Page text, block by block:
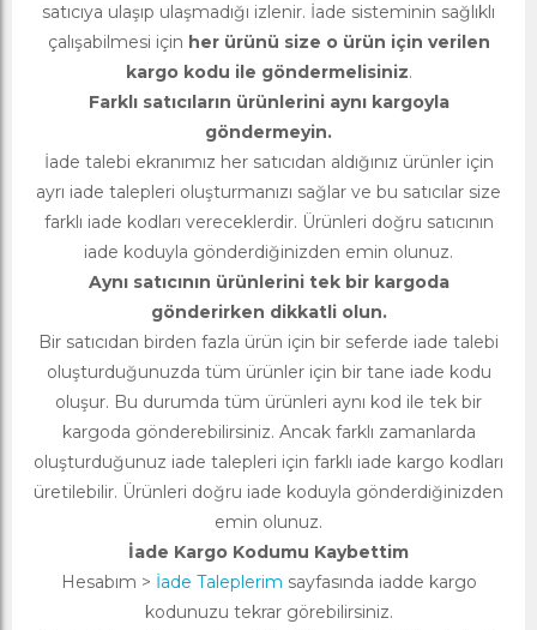
satıcıya ulaşıp ulaşmadığı izlenir. İade sisteminin sağlıklı
çalışabilmesi için her ürünü size o ürün için verilen
kargo kodu ile göndermelisiniz.
Farklı satıcıların ürünlerini aynı kargoyla
göndermeyin.
İade talebi ekranımız her satıcıdan aldığınız ürünler için
ayrı iade talepleri oluşturmanızı sağlar ve bu satıcılar size
farklı iade kodları vereceklerdir. Ürünleri doğru satıcının
iade koduyla gönderdiğinizden emin olunuz.
Aynı satıcının ürünlerini tek bir kargoda
gönderirken dikkatli olun.
Bir satıcıdan birden fazla ürün için bir seferde iade talebi
oluşturduğunuzda tüm ürünler için bir tane iade kodu
oluşur. Bu durumda tüm ürünleri aynı kod ile tek bir
kargoda gönderebilirsiniz. Ancak farklı zamanlarda
oluşturduğunuz iade talepleri için farklı iade kargo kodları
üretilebilir. Ürünleri doğru iade koduyla gönderdiğinizden
emin olunuz.
İade Kargo Kodumu Kaybettim
Hesabım > İade Taleplerim sayfasında iadde kargo
kodunuzu tekrar görebilirsiniz.